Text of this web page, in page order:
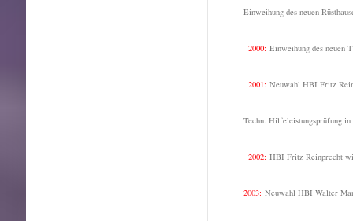
Einweihung des neuen
2000: Einweihung des neuen
2001: Neuwahl HBI Fritz
Techn. Hilfeleistungsprüfung in
2002: HBI Fritz Reinprecht
2003: Neuwahl HBI Walter